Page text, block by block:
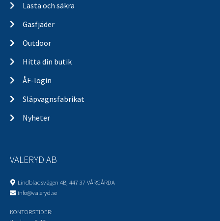
Lasta och säkra
Gasfjäder
Outdoor
Hitta din butik
ÅF-login
Släpvagnsfabrikat
Nyheter
VALERYD AB
Lindbladsvägen 4B, 447 37 VÅRGÅRDA
info@valeryd.se
KONTORSTIDER: